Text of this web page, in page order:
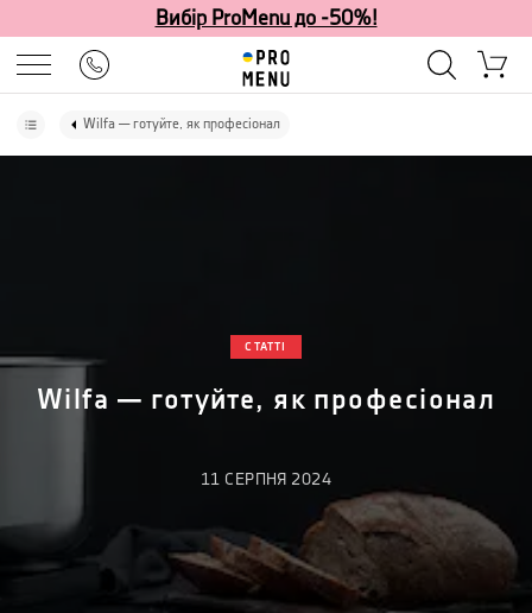
Вибір ProMenu до -50%!
Wilfa — готуйте, як професіонал
СТАТТІ
Wilfa — готуйте, як професіонал
11 СЕРПНЯ 2024